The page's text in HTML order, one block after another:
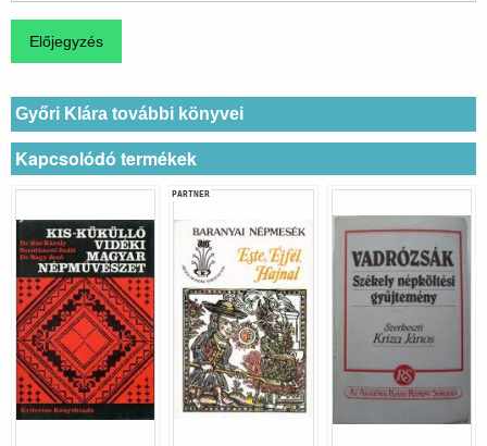
Győri Klára további könyvei
Kapcsolódó termékek
PARTNER